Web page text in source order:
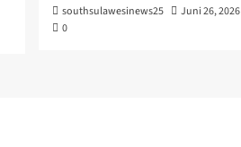
southsulawesinews25
Juni 26, 2026
0